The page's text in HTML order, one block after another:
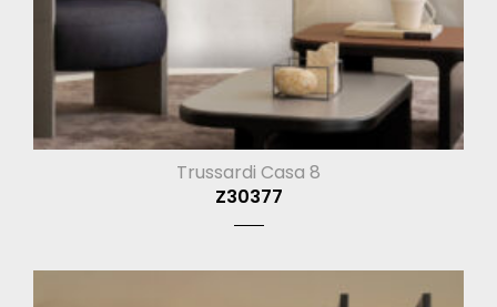
Trussardi Casa 8
Z30377